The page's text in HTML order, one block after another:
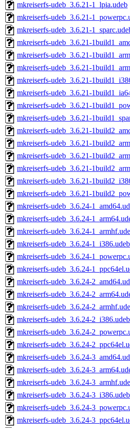
mkreiserfs-udeb_3.6.21-1_lpia.udeb
mkreiserfs-udeb_3.6.21-
mkreiserfs-udeb_3.6.21-
mkreiserfs-udeb_3.6.21-
mkreiserfs-udeb_3.6.21-
mkreiserfs-udeb_3.6.21-
mkreiserfs-udeb_3.6.21-
mkreiserfs-udeb_3.6.21-
mkreiserfs-udeb_3.6.21-
mkreiserfs-udeb_3.6.21-
mkreiserfs-udeb_3.6.21-
mkreiserfs-udeb_3.6.21-
mkreiserfs-udeb_3.6.21-
mkreiserfs-udeb_3.6.21-
mkreiserfs-udeb_3.6.21-
mkreiserfs-udeb_3.6.21-
mkreiserfs-udeb_3.6.24-
mkreiserfs-udeb_3.6.24-
mkreiserfs-udeb_3.6.24-
mkreiserfs-udeb_3.6.24-1_i386.udeb
mkreiserfs-udeb_3.6.24-
mkreiserfs-udeb_3.6.24-
mkreiserfs-udeb_3.6.24-
mkreiserfs-udeb_3.6.24-
mkreiserfs-udeb_3.6.24-
mkreiserfs-udeb_3.6.24-2_i386.udeb
mkreiserfs-udeb_3.6.24-
mkreiserfs-udeb_3.6.24-
mkreiserfs-udeb_3.6.24-
mkreiserfs-udeb_3.6.24-
mkreiserfs-udeb_3.6.24-
mkreiserfs-udeb_3.6.24-3_i386.udeb
mkreiserfs-udeb_3.6.24-
mkreiserfs-udeb_3.6.24-